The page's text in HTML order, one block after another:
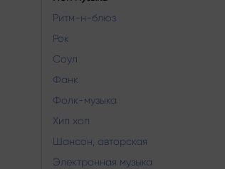
Ритм-н-блюз
Рок
Соул
Фанк
Фолк-музыка
Хип хоп
Шансон, авторская
Электронная музыка